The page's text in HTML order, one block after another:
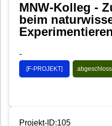
MNW-Kolleg -
beim
-
[F-PROJEKT]
Projekt-ID:105